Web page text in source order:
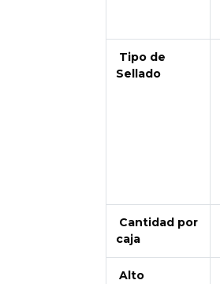
Tipo de
Sellado
Cantidad por
caja
Alto